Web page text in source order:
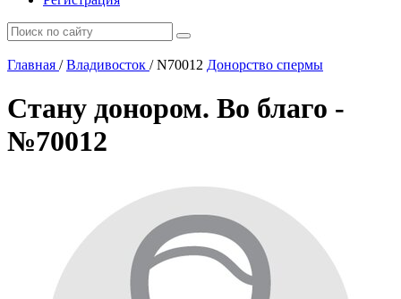
Главная / Владивосток /N70012 Донорство спермы
Стану донором. Во благо -
№70012